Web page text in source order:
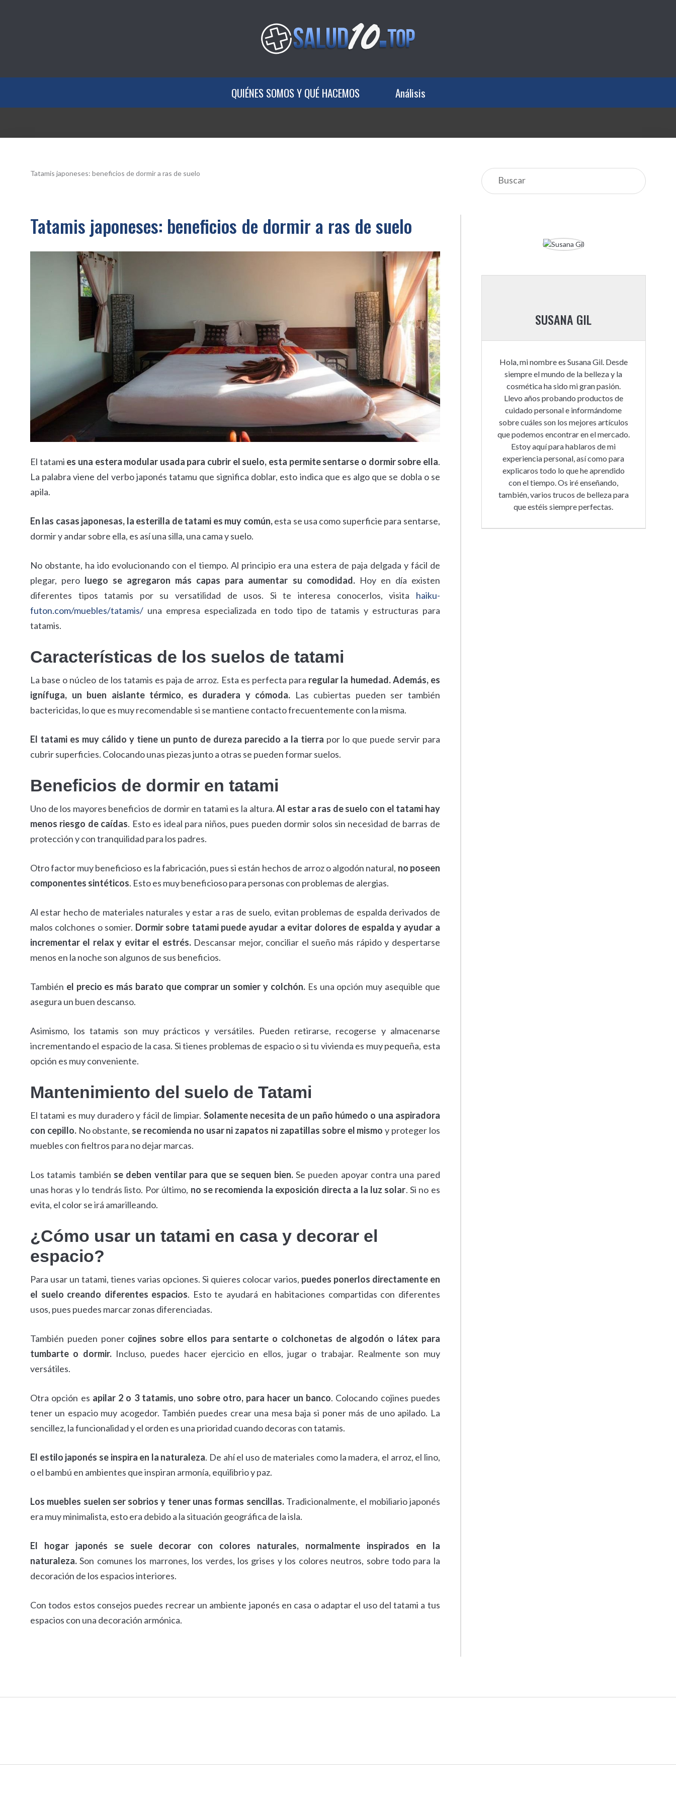
QUIÉNES SOMOS Y QUÉ HACEMOS Análisis
Tatamis japoneses: beneficios de dormir a ras de suelo
Tatamis japoneses: beneficios de dormir a ras de suelo
El tatami es una estera modular usada para cubrir el suelo, esta permite sentarse o dormir sobre ella.
La palabra viene del verbo japonés tatamu que significa doblar, esto indica que es algo que se dobla o se
apila.
En las casas japonesas, la esterilla de tatami es muy común,esta se usa como superficie para sentarse,
dormir y andar sobre ella, es así una silla, una cama y suelo.
No obstante, ha ido evolucionando con el tiempo. Al principio era una estera de paja delgada y fácil de
plegar, pero luego se agregaron más capas para aumentar su comodidad.Hoy en día existen
diferentes tipos tatamis por su versatilidad de usos. Si te interesa conocerlos, visita haiku-
futon.com/muebles/tatamis/ una empresa especializada en todo tipo de tatamis y estructuras para
tatamis.
Características de los suelos de tatami
La base o núcleo de los tatamis es paja de arroz. Esta es perfecta para regular la humedad. Además, es
ignífuga, un buen aislante térmico, es duradera y cómoda. Las cubiertas pueden ser también
bactericidas, lo que es muy recomendable si se mantiene contacto frecuentemente con la misma.
El tatami es muy cálido y tiene un punto de dureza parecido a la tierra por lo que puede servir para
cubrir superficies. Colocando unas piezas junto a otras se pueden formar suelos.
Beneficios de dormir en tatami
Uno de los mayores beneficios de dormir en tatami es la altura.Al estar a ras de suelo con el tatami hay
menos riesgo de caídas. Esto es ideal para niños, pues pueden dormir solos sin necesidad de barras de
protección y con tranquilidad para los padres.
Otro factor muy beneficioso es la fabricación, pues si están hechos de arroz o algodón natural, no poseen
componentes sintéticos. Esto es muy beneficioso para personas con problemas de alergias.
Al estar hecho de materiales naturales y estar a ras de suelo, evitan problemas de espalda derivados de
malos colchones o somier. Dormir sobre tatami puede ayudar a evitar dolores de espalda y ayudar a
incrementar el relax y evitar el estrés.Descansar mejor, conciliar el sueño más rápido y despertarse
menos en la noche son algunos de sus beneficios.
También el precio es más barato que comprar un somier y colchón.Es una opción muy asequible que
asegura un buen descanso.
Asimismo, los tatamis son muy prácticos y versátiles. Pueden retirarse, recogerse y almacenarse
incrementando el espacio de la casa. Si tienes problemas de espacio o si tu vivienda es muy pequeña, esta
opción es muy conveniente.
Mantenimiento del suelo de Tatami
El tatami es muy duradero y fácil de limpiar. Solamente necesita de un paño húmedo o una aspiradora
con cepillo.No obstante, se recomienda no usar ni zapatos ni zapatillas sobre el mismo y proteger los
muebles con fieltros para no dejar marcas.
Los tatamis también se deben ventilar para que se sequen bien.Se pueden apoyar contra una pared
unas horas y lo tendrás listo. Por último, no se recomienda la exposición directa a la luz solar. Si no es
evita, el color se irá amarilleando.
¿Cómo usar un tatami en casa y decorar el
espacio?
Para usar un tatami, tienes varias opciones. Si quieres colocar varios, puedes ponerlos directamente en
el suelo creando diferentes espacios. Esto te ayudará en habitaciones compartidas con diferentes
usos, pues puedes marcar zonas diferenciadas.
También pueden poner cojines sobre ellos para sentarte o colchonetas de algodón o látex para
tumbarte o dormir. Incluso, puedes hacer ejercicio en ellos, jugar o trabajar. Realmente son muy
versátiles.
Otra opción es apilar 2 o 3 tatamis, uno sobre otro, para hacer un banco. Colocando cojines puedes
tener un espacio muy acogedor. También puedes crear una mesa baja si poner más de uno apilado. La
sencillez, la funcionalidad y el orden es una prioridad cuando decoras con tatamis.
El estilo japonés se inspira en la naturaleza. De ahí el uso de materiales como la madera, el arroz, el lino,
o el bambú en ambientes que inspiran armonía, equilibrio y paz.
Los muebles suelen ser sobrios y tener unas formas sencillas.Tradicionalmente, el mobiliario japonés
era muy minimalista, esto era debido a la situación geográfica de la isla.
El hogar japonés se suele decorar con colores naturales, normalmente inspirados en la
naturaleza.Son comunes los marrones, los verdes, los grises y los colores neutros, sobre todo para la
decoración de los espacios interiores.
Con todos estos consejos puedes recrear un ambiente japonés en casa o adaptar el uso del tatami a tus
espacios con una decoración armónica.
SUSANA GIL
Hola, mi nombre es Susana Gil. Desde
siempre el mundo de la belleza y la
cosmética ha sido mi gran pasión.
Llevo años probando productos de
cuidado personal e informándome
sobre cuáles son los mejores artículos
que podemos encontrar en el mercado.
Estoy aquí para hablaros de mi
experiencia personal, así como para
explicaros todo lo que he aprendido
con el tiempo. Os iré enseñando,
también, varios trucos de belleza para
que estéis siempre perfectas.